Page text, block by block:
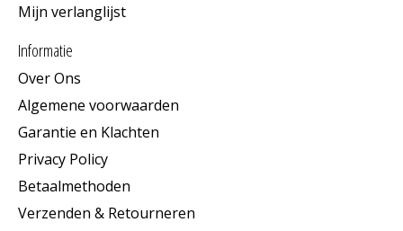
Mijn verlanglijst
Informatie
Over Ons
Algemene voorwaarden
Garantie en Klachten
Privacy Policy
Betaalmethoden
Verzenden & Retourneren